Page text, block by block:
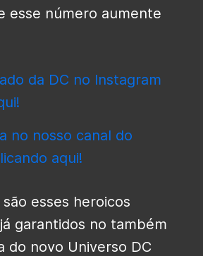
esse número aumente
da DC no Instagram
no nosso canal do
aqui!
esses heroicos
garantidos no também
do novo Universo DC